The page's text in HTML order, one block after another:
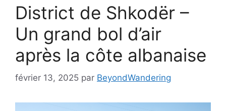
District de Shkodër –
Un grand bol d’air
après la côte albanaise
février 13, 2025 par BeyondWandering